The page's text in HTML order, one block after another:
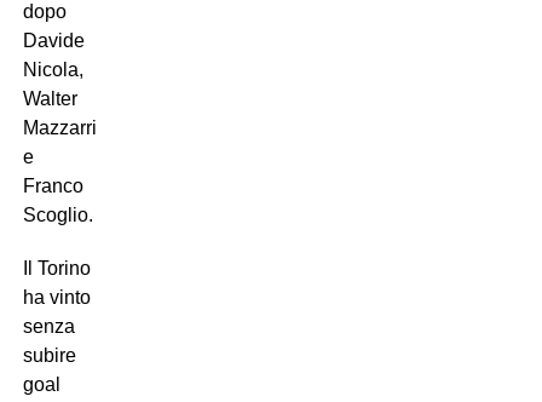
dopo
Davide
Nicola,
Walter
Mazzarri
e
Franco
Scoglio.
Il Torino
ha vinto
senza
subire
goal